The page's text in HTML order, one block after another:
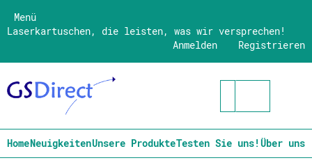
Menü
Laserkartuschen, die leisten, was wir versprechen!
Registrieren
Anmelden
HomeNeuigkeitenUnsere ProdukteTesten Sie uns!Über uns